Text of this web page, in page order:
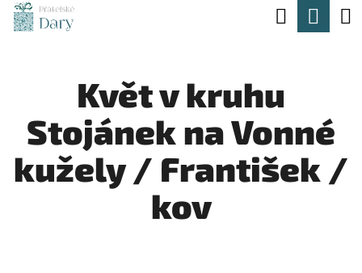
Přejít
Hledat
Květ v kruhu
Stojánek na Vonné
kužely / František /
kov
K
O
P
O